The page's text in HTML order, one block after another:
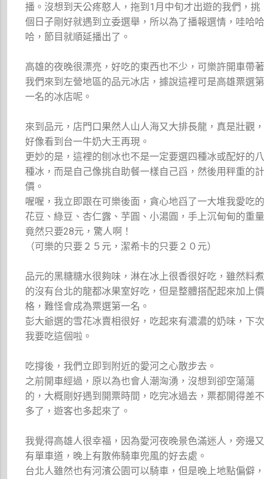
播。沒想到天公疼憨人，拖到1月中旬才出遊的我們，挑
個日子剛好就遇到立委選舉，所以為了播報選情，哇哈哈
哈，節目就順延播出了。
高雄的夜晚很漂亮，好吃的東西也不少，可樂許開車帶著
我們來到左營地區的品元冰店，據說這裡可是高雄票選第
一名的冰店呢。
來到品元，店門口果然人山人海又大排長龍，真是壯觀，
好像看到台一牛奶大王再現。
更妙的是，這裡的刨冰也不是一定要選四種冰或配好的八
種冰，而是自己像挑自助餐一樣自己舀，然後用秤重的計
價。
喔喔，我立即跟在可樂後面，貪心地舀了一大堆我愛吃的
花豆、綠豆、杏仁露、芋圓、小湯圓，手上沉甸甸的重量
竟然只要28元，驚人啊！
（可樂的只要２５元，潔希卡的只要２０元）
品元的黑糖糖水很夠味，淋在冰上很香很好吃，雖然料煮
的沒有台北的龍都冰果室好吃，但是整體搭配起來加上價
格，難怪會成為票選第一名。
彭大爺選的雪花冰賣相很好，吃起來有濃濃的奶味，下次
我要吃這個啦。
吃撐後，我們立即到附近的愛河之心散步去。
之前開車經過，原以為也會人潮洶湧，沒想到卻空蕩蕩
的，大概剛好遇到開票時間，吃完冰過去，票都開得差不
多了，遊客也多起來了。
我覺得高雄人很幸福，因為愛河夜晚景色滿迷人，旁邊又
有單車道，晚上有散佈騎車兜風的好去處。
台北人雖然也有河濱公園可以騎車，但是晚上地點偏僻，